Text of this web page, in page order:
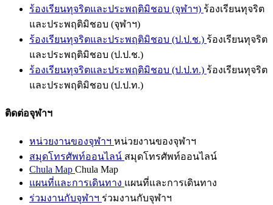
ร้องเรียนทุจริตและประพฤติมิชอบ (จุฬาฯ) ร้องเรียนทุจริต
และประพฤติมิชอบ (จุฬาฯ)
ร้องเรียนทุจริตและประพฤติมิชอบ (ป.ป.ช.) ร้องเรียนทุจริต
และประพฤติมิชอบ (ป.ป.ช.)
ร้องเรียนทุจริตและประพฤติมิชอบ (ป.ป.ท.) ร้องเรียนทุจริต
และประพฤติมิชอบ (ป.ป.ท.)
ติดต่อจุฬาฯ
หน่วยงานของจุฬาฯ หน่วยงานของจุฬาฯ
สมุดโทรศัพท์ออนไลน์ สมุดโทรศัพท์ออนไลน์
Chula Map Chula Map
แผนที่และการเดินทาง แผนที่และการเดินทาง
ร่วมงานกับจุฬาฯ ร่วมงานกับจุฬาฯ